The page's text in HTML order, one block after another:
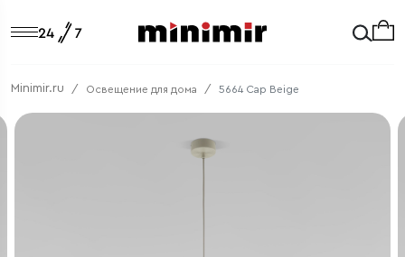
Minimir.ru Освещение для дома 5664 Cap Beige